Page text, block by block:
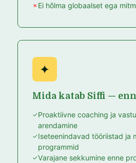
Ei hõlma globaalset ega
✦
Mida katab Siffi —
Proaktiivne coaching ja
arendamine
Iseteenindavad tööriistad ja
programmid
Varajane sekkumine enne